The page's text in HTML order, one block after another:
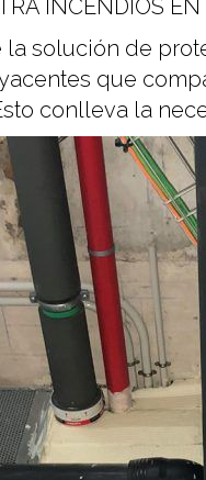
INCENDIOS
solución de
que
conlleva la